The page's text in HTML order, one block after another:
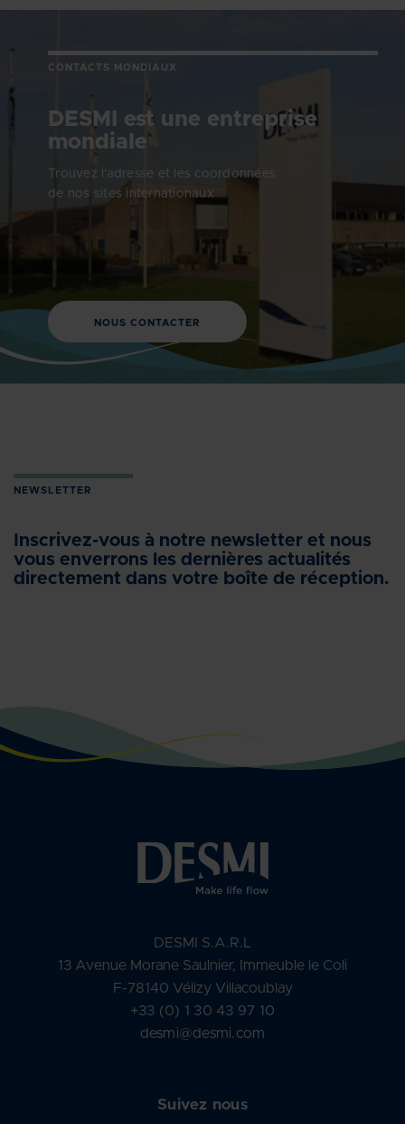
CONTACTS MONDIAUX
DESMI est une entreprise
mondiale
Trouvez l'adresse et les coordonnées
de nos sites internationaux
NOUS CONTACTER
NEWSLETTER
Inscrivez-vous à notre newsletter et nous
vous enverrons les dernières actualités
directement dans votre boîte de réception.
DESMI S.A.R.L
13 Avenue Morane Saulnier, Immeuble le Coli
F-78140 Vélizy Villacoublay
+33 (0) 1 30 43 97 10
desmi@desmi.com
Suivez nous